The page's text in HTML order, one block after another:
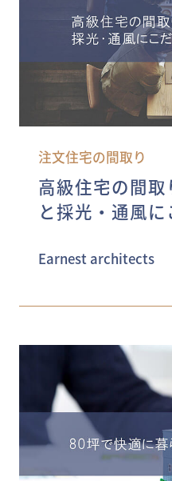
注文住宅の間取り
高級住宅の間
と採光・通風
Earnest architects